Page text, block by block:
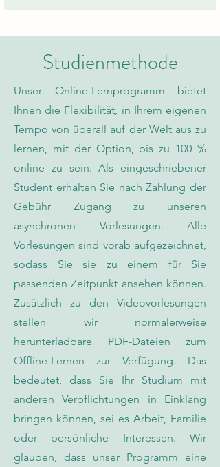
Studienmethode
Unser Online-Lernprogramm bietet
Ihnen die Flexibilität, in Ihrem eigenen
Tempo von überall auf der Welt aus zu
lernen, mit der Option, bis zu 100 %
online zu sein. Als eingeschriebener
Student erhalten Sie nach Zahlung der
Gebühr Zugang zu unseren
asynchronen Vorlesungen. Alle
Vorlesungen sind vorab aufgezeichnet,
sodass Sie sie zu einem für Sie
passenden Zeitpunkt ansehen können.
Zusätzlich zu den Videovorlesungen
stellen wir normalerweise
herunterladbare PDF-Dateien zum
Offline-Lernen zur Verfügung. Das
bedeutet, dass Sie Ihr Studium mit
anderen Verpflichtungen in Einklang
bringen können, sei es Arbeit, Familie
oder persönliche Interessen. Wir
glauben, dass unser Programm eine